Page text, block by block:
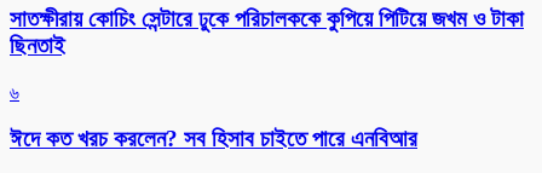
সাতক্ষীরায় কোচিং সেন্টারে ঢুকে পরিচালককে কুপিয়ে পিটিয়ে জখম ও টাকা
ছিনতাই
৬
ঈদে কত খরচ করলেন? সব হিসাব চাইতে পারে এনবিআর